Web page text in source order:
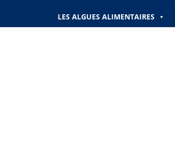
LES ALGUES ALIMENTAIRES